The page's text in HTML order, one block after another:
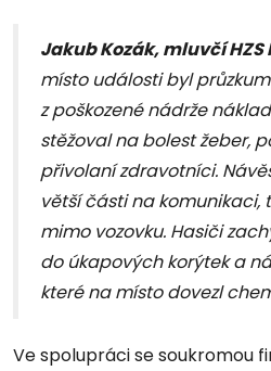
Jakub Kozák, mluvčí HZS
místo události byl
z poškozené nádrže
stěžoval na bolest žeber,
přivolaní zdravotníci.
větší části na komunikaci,
mimo vozovku. Hasiči
do úkapových korýtek a
které na místo dovezl
Ve spolupráci se soukromou